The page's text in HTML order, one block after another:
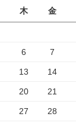
木 金
6 7
13 14
20 21
27 28